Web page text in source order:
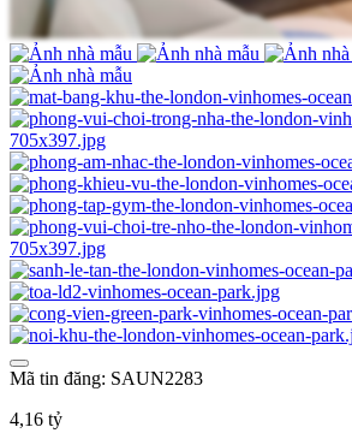
Mã tin đăng: SAUN2283
4,16 tỷ